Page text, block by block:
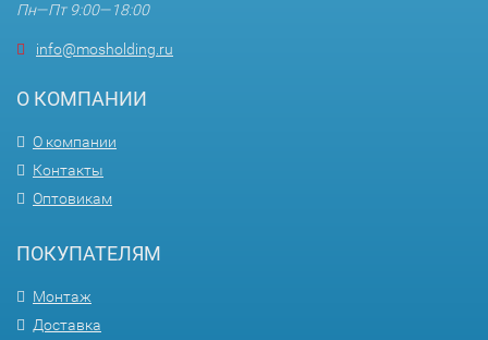
Пн—Пт 9:00—18:00
info@mosholding.ru
О КОМПАНИИ
О компании
Контакты
Оптовикам
ПОКУПАТЕЛЯМ
Монтаж
Доставка